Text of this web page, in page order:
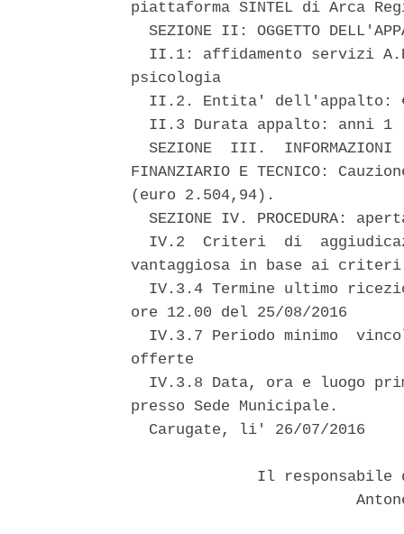
piattaforma SINTEL di Arca
SEZIONE II: OGGETTO
II.1: affidamento servizi
psicologia
II.2. Entita'
  II.3 Durata appalto: anni 1
SEZIONE  III.  INFORMAZIONI
FINANZIARIO E TECNICO:
(euro 2.504,94).
SEZIONE IV. PROCEDURA:
IV.2  Criteri  di
vantaggiosa in base ai
IV.3.4 Termine ultimo
ore 12.00 del 25/08/2016
IV.3.7 Periodo minimo
offerte
IV.3.8 Data, ora e luogo
presso Sede Municipale.
  Carugate, li' 26/07/2016
Il